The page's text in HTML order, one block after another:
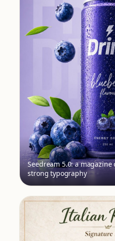
Seedream 5.0: a
strong typography